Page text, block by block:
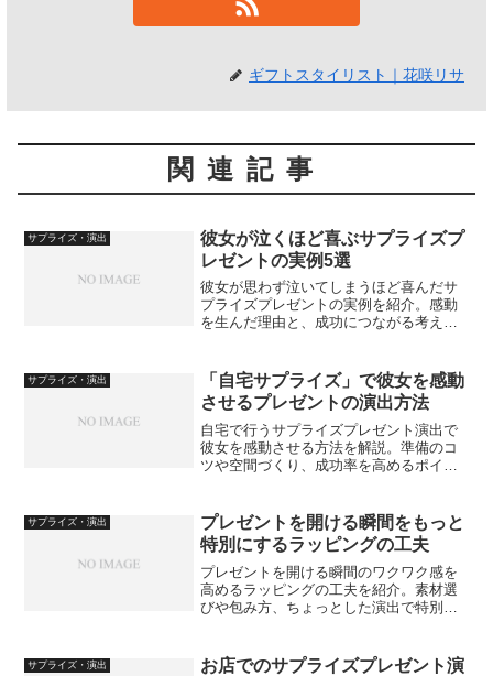
ギフトスタイリスト｜花咲リサ
関連記事
サプライズ・演出
彼女が泣くほど喜ぶサプライズプ
レゼントの実例5選
彼女が思わず泣いてしまうほど喜んだサ
プライズプレゼントの実例を紹介。感動
を生んだ理由と、成功につながる考え方
サプライズ・演出
「自宅サプライズ」で彼女を感動
させるプレゼントの演出方法
自宅で行うサプライズプレゼント演出で
彼女を感動させる方法を解説。準備のコ
ツや空間づくり、成功率を高めるポイン
サプライズ・演出
プレゼントを開ける瞬間をもっと
特別にするラッピングの工夫
プレゼントを開ける瞬間のワクワク感を
高めるラッピングの工夫を紹介。素材選
びや包み方、ちょっとした演出で特別感
サプライズ・演出
お店でのサプライズプレゼント演